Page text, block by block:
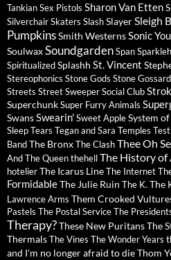
TankianSex Pistols Sharon Van Etten
SilverchairSkaters SlashSlayerSleigh
PumpkinsSmith WesternsSonic
SoulwaxSoundgardenSpan
SpiritualizedSplashh St. Vincent
Stereophonics Stone Gods Stone Gossard
Streets Street Sweeper Social Club
SuperchunkSuper Furry Animals
SwansSwearin'Sweet AppleSystem
SleepTears Tegan and Sara Temples
BandThe BronxThe ClashThee Oh
And The QueenthehellThe History of
hotelierThe Icarus LineThe Internet
FormidableThe Julie Ruin The K. The
Lawrence Arms Them Crooked
Pastels The Postal ServiceThe
Therapy?These New PuritansThe
ThermalsThe Vines The Wonder Years
and I'm no longer afraid to dieThom